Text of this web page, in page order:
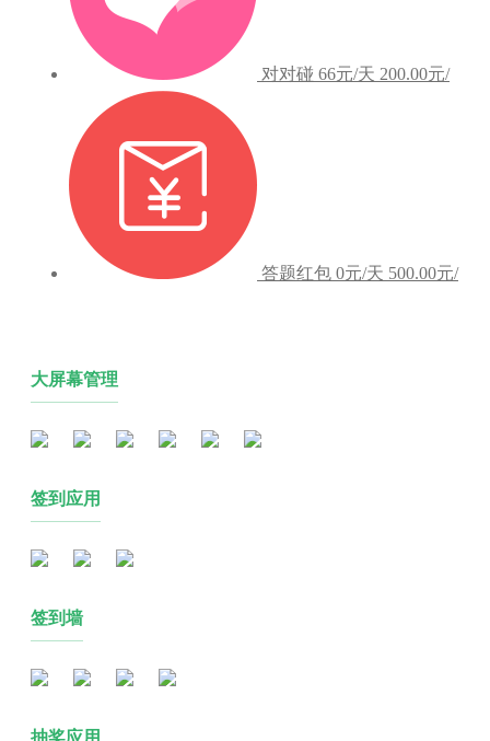
对对碰 66元/天 200.00元/
答题红包 0元/天 500.00元/
大屏幕管理
签到应用
签到墙